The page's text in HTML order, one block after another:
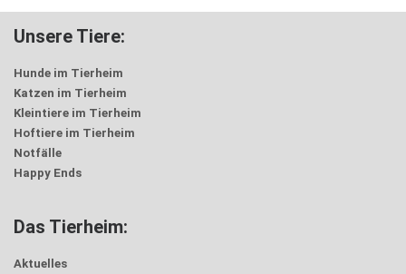
Unsere Tiere:
Hunde im Tierheim
Katzen im Tierheim
Kleintiere im Tierheim
Hoftiere im Tierheim
Notfälle
Happy Ends
Das Tierheim:
Aktuelles